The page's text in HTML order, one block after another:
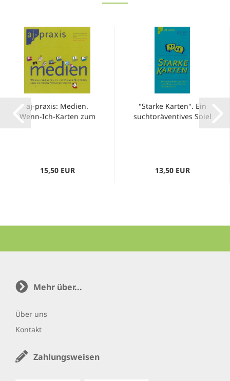
aj-praxis: Medien.
Wenn-Ich-Karten zum
15,50 EUR
"Starke Karten". Ein
suchtpräventives Spiel
13,50 EUR
Mehr über...
Über uns
Kontakt
Zahlungsweisen